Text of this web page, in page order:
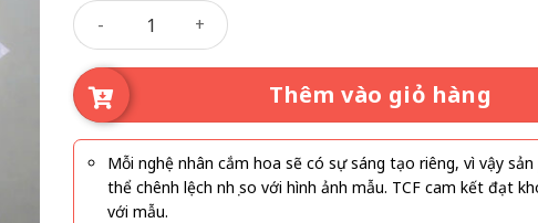
đang rất được ưa chuộng trong các mẫu “hoa bó hiện
Quốc”. Chính sự phối màu này giúp bó hoa phù hợp với
gái, vợ cho đến đồng nghiệp hay đối tác nữ.
Mẫu hoa nhập 05 số lượng
Thêm vào giỏ hàng
Mỗi nghệ nhân cắm hoa sẽ có sự sáng tạo riêng, vì vậy
thể chênh lệch nhẹ so với hình ảnh mẫu. TCF cam kết đạt
với mẫu.